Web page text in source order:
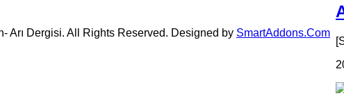
Arı Dergisi. All Rights Reserved. Designed by SmartAddons.Com